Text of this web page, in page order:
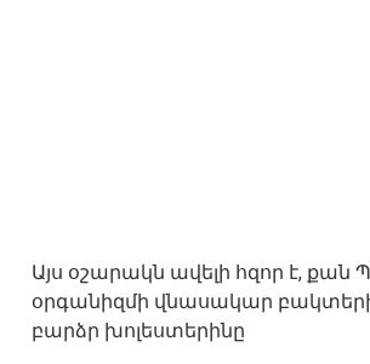
Այս օշարակն ավելի հզոր է, քան
օրգանիզմի վնասակար
բարձր խոլեստերինը